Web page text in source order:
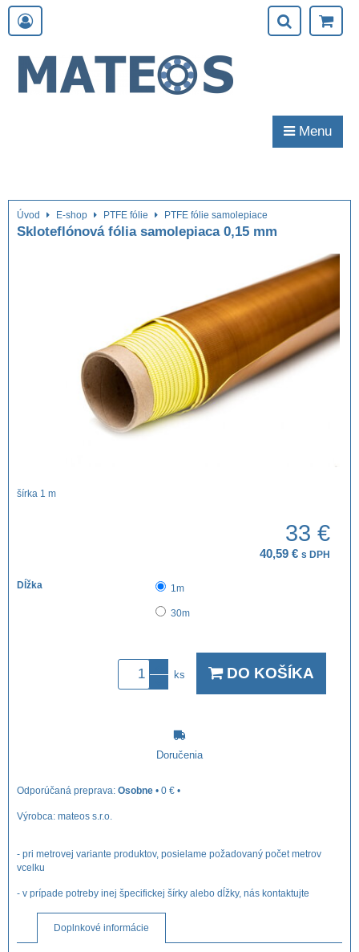
Menu
Úvod E-shop PTFE fólie PTFE fólie samolepiace
Skloteflónová fólia samolepiaca 0,15 mm
šírka 1 m
33 €
40,59 € s DPH
Dĺžka 1m
30m
ks DO KOŠÍKA
Doručenia
Osobne • 0 € •
Výrobca: mateos s.r.o.
- pri metrovej variante produktov, posielame požadovaný počet metrov
vcelku
- v prípade potreby inej špecifickej šírky alebo dĺžky, nás kontaktujte
Doplnkové informácie